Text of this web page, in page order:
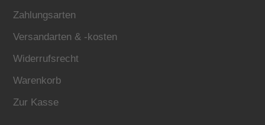
Zahlungsarten
Versandarten & -kosten
Widerrufsrecht
Warenkorb
Zur Kasse